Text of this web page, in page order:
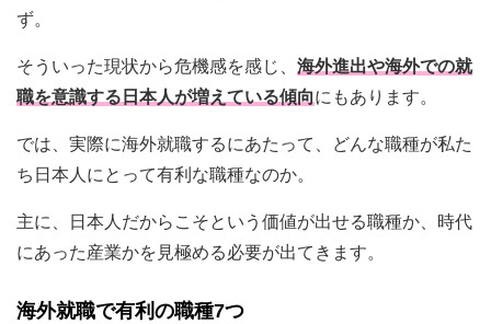
ず。
そういった現状から危機感を感じ、 海外進出や海外での就
職を意識する日本人が増えている傾向にもあります。
では、実際に海外就職するにあたって、どんな職種が私た
ち日本人にとって有利な職種なのか。
主に、日本人だからこそという価値が出せる職種か、時代
にあった産業かを見極める必要が出てきます。
海外就職で有利の職種7つ